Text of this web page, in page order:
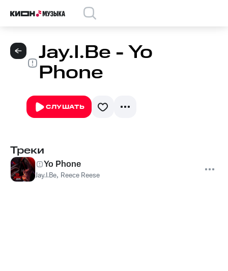
Jay.I.Be - Yo
Phone
СЛУШАТЬ
Треки
Yo Phone
Jay.I.Be, Reece Reese